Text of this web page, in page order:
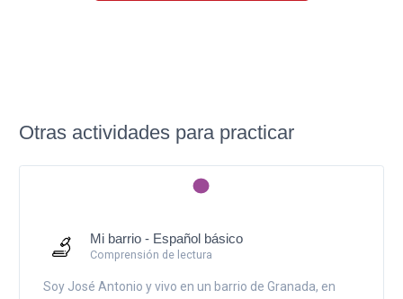
Otras actividades para practicar
Mi barrio - Español básico
Comprensión de lectura
Soy José Antonio y vivo en un barrio de Granada, en